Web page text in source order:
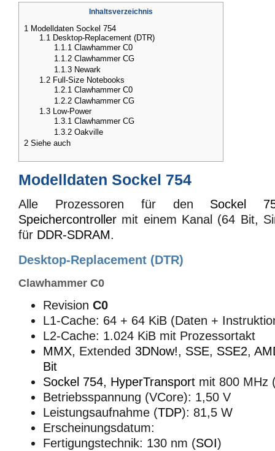
Inhaltsverzeichnis
1 Modelldaten Sockel 754
1.1 Desktop-Replacement (DTR)
1.1.1 Clawhammer C0
1.1.2 Clawhammer CG
1.1.3 Newark
1.2 Full-Size Notebooks
1.2.1 Clawhammer C0
1.2.2 Clawhammer CG
1.3
Low-Power
1.3.1 Clawhammer CG
1.3.2 Oakville
2 Siehe auch
Modelldaten Sockel 754
Alle Prozessoren für den Sockel
Speichercontroller mit einem Kanal (64 Bit,
für DDR-SDRAM.
Desktop-Replacement (DTR)
Clawhammer C0
Revision C0
L1-Cache: 64 + 64 KiB (Daten +
L2-Cache: 1.024 KiB mit Prozessortakt
MMX, Extended 3DNow!, SSE, SSE2,
Bit
Sockel 754, HyperTransport mit 800 MHz
Betriebsspannung (VCore): 1,50 V
Leistungsaufnahme (TDP): 81,5 W
Erscheinungsdatum:
Fertigungstechnik: 130 nm (SOI)